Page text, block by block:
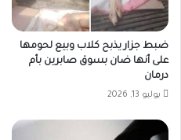
ضبط جزار يذبح كلاب وبيع لحومها
على أنها ضان بسوق صابرين بأم
درمان
يوليو 13, 2026